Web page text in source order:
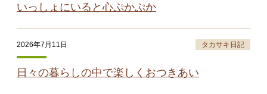
いっしょにいると心ぷかぷか
2026年7月11日 タカサキ日記
日々の暮らしの中で楽しくおつきあい